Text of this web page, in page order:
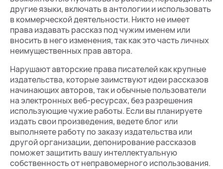
другие языки, включать в антологии и использовать
в коммерческой деятельности. Никто не имеет
права издавать рассказ под чужим именем или
вносить в него изменения, так как это часть личных
неимущественных прав автора.
Нарушают авторские права писателей как крупные
издательства, которые заимствуют идеи рассказов
начинающих авторов, так и обычные пользователи
на электронных веб-ресурсах, без разрешения
использующие чужие работы. Если вы планируете
издать свои произведения, ведете блог или
выполняете работу по заказу издательства или
другой организации, депонирование рассказов
поможет защитить вашу интеллектуальную
собственность от неправомерного использования.